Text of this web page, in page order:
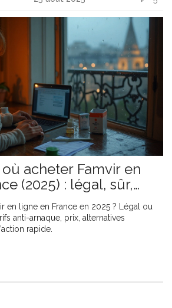
acheter Famvir en
(2025) : légal, sûr,
en ligne en France en 2025 ? Légal ou
anti-arnaque, prix, alternatives
rapide.